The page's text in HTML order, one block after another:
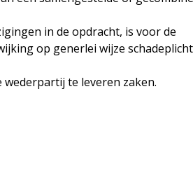
in de opdracht, is voor de
op generlei wijze
te leveren zaken.